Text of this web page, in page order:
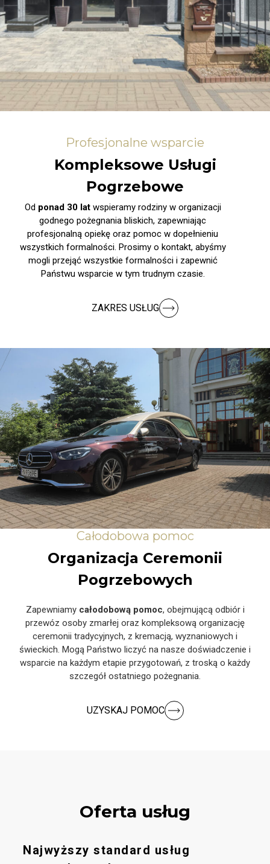
Profesjonalne wsparcie
Kompleksowe Usługi
Pogrzebowe
Od ponad 30 latwspieramy rodziny w organizacji
godnego pożegnania bliskich, zapewniając
profesjonalną opiekę oraz pomoc w dopełnieniu
wszystkich formalności. Prosimy o kontakt, abyśmy
mogli przejąć wszystkie formalności i zapewnić
Państwu wsparcie w tym trudnym czasie.
ZAKRES USŁUG
Całodobowa pomoc
Organizacja Ceremonii
Pogrzebowych
Zapewniamy całodobową pomoc, obejmującą odbiór i
przewóz osoby zmarłej oraz kompleksową organizację
ceremonii tradycyjnych, z kremacją, wyznaniowych i
świeckich. Mogą Państwo liczyć na nasze doświadczenie i
wsparcie na każdym etapie przygotowań, z troską o każdy
szczegół ostatniego pożegnania.
UZYSKAJ POMOC
Oferta usług
Najwyższy standard usług